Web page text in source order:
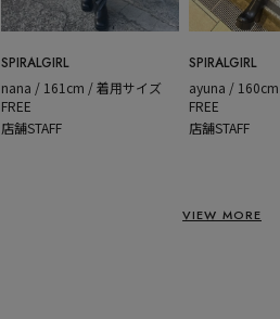
SPIRALGIRL
nana / 161cm / 着用サイズ
FREE
店舗STAFF
SPIRALGIRL
ayuna /
FREE
店舗STAFF
VIEW MORE